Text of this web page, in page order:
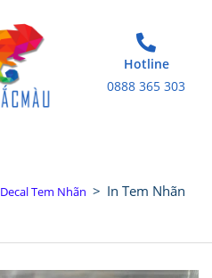
Hotline
0888 365 303
Decal Tem Nhãn > In Tem Nhãn